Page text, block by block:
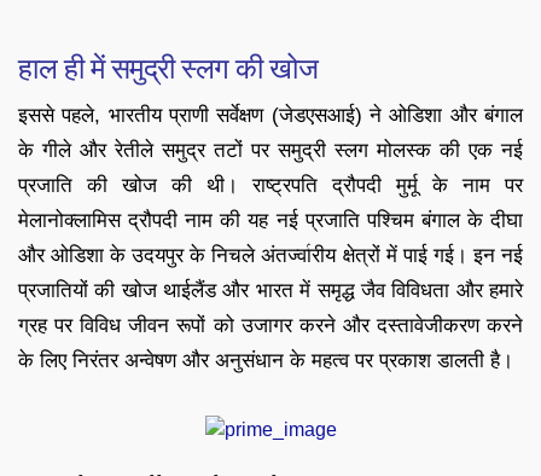
हाल ही में समुद्री स्लग की खोज
इससे पहले, भारतीय प्राणी सर्वेक्षण (जेडएसआई) ने ओडिशा और बंगाल
के गीले और रेतीले समुद्र तटों पर समुद्री स्लग मोलस्क की एक नई
प्रजाति की खोज की थी। राष्ट्रपति द्रौपदी मुर्मू के नाम पर
मेलानोक्लामिस द्रौपदी नाम की यह नई प्रजाति पश्चिम बंगाल के दीघा
और ओडिशा के उदयपुर के निचले अंतर्ज्वारीय क्षेत्रों में पाई गई। इन नई
प्रजातियों की खोज थाईलैंड और भारत में समृद्ध जैव विविधता और हमारे
ग्रह पर विविध जीवन रूपों को उजागर करने और दस्तावेजीकरण करने
के लिए निरंतर अन्वेषण और अनुसंधान के महत्व पर प्रकाश डालती है।